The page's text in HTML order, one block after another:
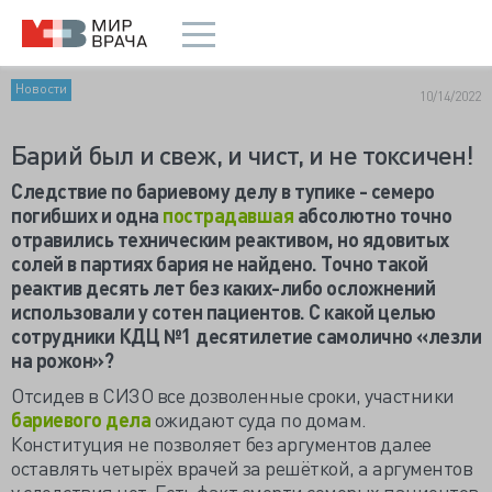
Новости 10/14/2022
Барий был и свеж, и чист, и не токсичен!
Следствие по бариевому делу в тупике - семеро
погибших и одна пострадавшая абсолютно точно
отравились техническим реактивом, но ядовитых
солей в партиях бария не найдено. Точно такой
реактив десять лет без каких-либо осложнений
использовали у сотен пациентов. С какой целью
сотрудники КДЦ №1 десятилетие самолично «лезли
на рожон»?
Отсидев в СИЗО все дозволенные сроки, участники
бариевого делаожидают суда по домам.
Конституция не позволяет без аргументов далее
оставлять четырёх врачей за решёткой, а аргументов